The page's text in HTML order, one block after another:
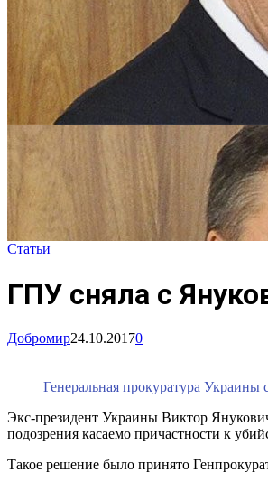
Статьи
ГПУ сняла с
Добромир24.10.20170
Генеральная прокуратура
Экс-президент Украины Виктор
подозрения касаемо причастности к
Такое решение было принято